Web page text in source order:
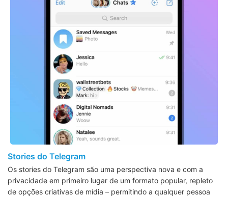
Stories do Telegram
Os stories do Telegram são uma perspectiva nova e com a
privacidade em primeiro lugar de um formato popular, repleto
de opções criativas de mídia – permitindo a qualquer pessoa